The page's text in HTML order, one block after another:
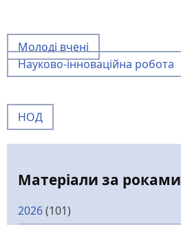
Молоді вчені
Науково-інноваційна робота
НОД
Матеріали за роками
2026(101)